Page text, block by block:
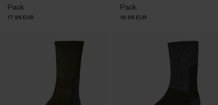
Pack
17.95 EUR
Pack
19.95 EUR